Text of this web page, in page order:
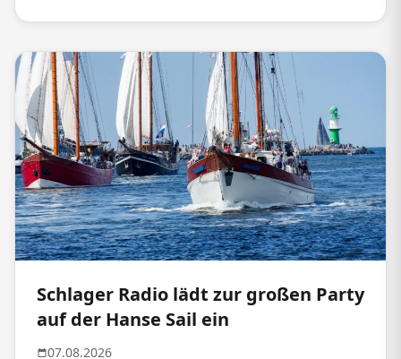
Schlager Radio lädt zur großen Party
auf der Hanse Sail ein
07.08.2026